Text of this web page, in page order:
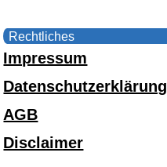
Rechtliches
Impressum
Datenschutzerklärung
AGB
Disclaimer